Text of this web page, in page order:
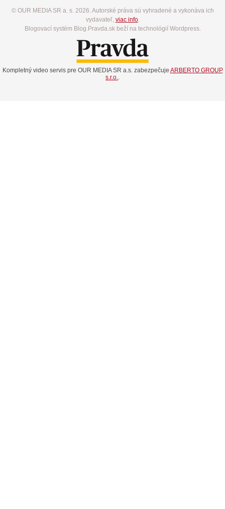
© OUR MEDIA SR a. s. 2026. Autorské práva sú vyhradené a vykonáva ich
vydavateľ, viac info.
Blogovací systém Blog.Pravda.sk beží na technológií Wordpress.
Kompletný video servis pre OUR MEDIA SR a.s. zabezpečuje ARBERTO GROUP
s.r.o.